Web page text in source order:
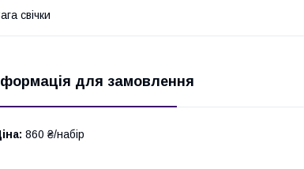
свічки
для замовлення
860 ₴/набір